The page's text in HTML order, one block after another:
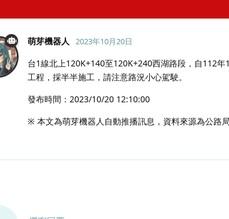
萌芽機器人 2023年10月20日
台1線北上120K+140至120K+240西湖路段，自112
工程，採半半施工，請注意路況小心駕駛。
發布時間：2023/10/20 12:10:00
※ 本文為萌芽機器人自動推播訊息，資料來源為公路